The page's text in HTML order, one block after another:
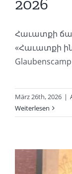
2026
Հաւատքի
«Հաւատքի
März 26th, 2026 |
Weiterlesen